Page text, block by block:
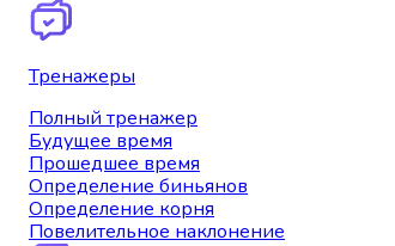
Тренажеры
Полный тренажер
Будущее время
Прошедшее время
Определение биньянов
Определение корня
Повелительное наклонение